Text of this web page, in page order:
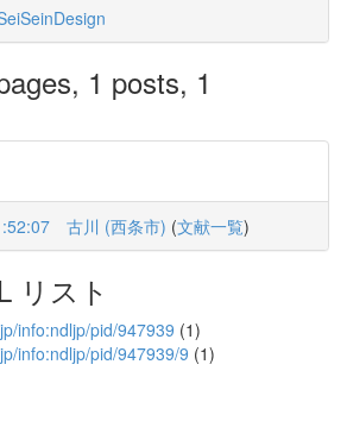
1 posts, 1
古川 (西条市) (文献一覧)
リスト
info:ndljp/pid/947939 (1)
info:ndljp/pid/947939/9 (1)